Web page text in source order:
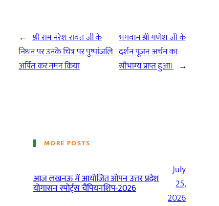
← श्री राम नरेश रावत जी के
निधन पर उनके चित्र पर पुष्पांजलि
अर्पित कर नमन किया
भगवान श्री गणेश जी के
दर्शन पूजन अर्चन का
सौभाग्य प्राप्त हुआ। →
MORE POSTS
आज लखनऊ में आयोजित ओपन उत्तर प्रदेश
योगासन स्पोर्ट्स चैंपियनशिप-2026
July
25,
2026